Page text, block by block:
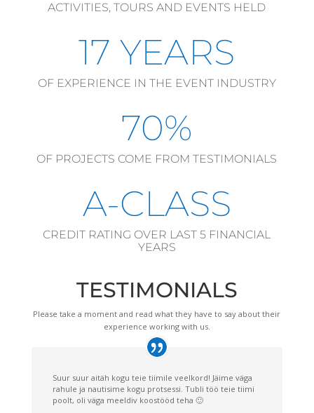
ACTIVITIES, TOURS AND EVENTS HELD
17 YEARS
OF EXPERIENCE IN THE EVENT INDUSTRY
70%
OF PROJECTS COME FROM TESTIMONIALS
A-CLASS
CREDIT RATING OVER LAST 5 FINANCIAL
YEARS
TESTIMONIALS
Please take a moment and read what they have to say about their
experience working with us.
Suur suur aitäh kogu teie tiimile veelkord! Jäime väga
rahule ja nautisime kogu protsessi. Tubli töö teie tiimi
poolt, oli väga meeldiv koostööd teha 🙂